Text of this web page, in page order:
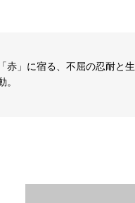
赤」に宿る、不屈の忍耐と生
。